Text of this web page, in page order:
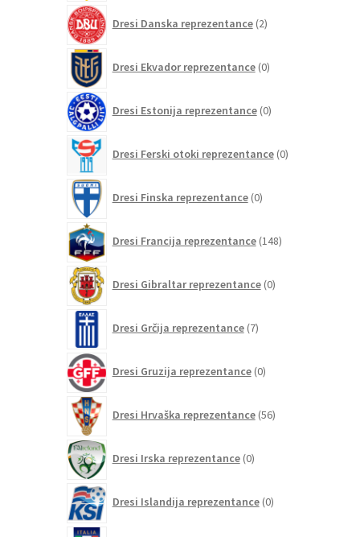
Dresi Danska reprezentance 2izdelka
Dresi Ekvador reprezentance 0izdelkov
Dresi Estonija reprezentance 0izdelkov
Dresi Ferski otoki reprezentance 0izdelkov
Dresi Finska reprezentance 0izdelkov
Dresi Francija reprezentance 148izdelkov
Dresi Gibraltar reprezentance 0izdelkov
Dresi Grčija reprezentance 7izdelkov
Dresi Gruzija reprezentance 0izdelkov
Dresi Hrvaška reprezentance 56izdelkov
Dresi Irska reprezentance 0izdelkov
Dresi Islandija reprezentance 0izdelkov